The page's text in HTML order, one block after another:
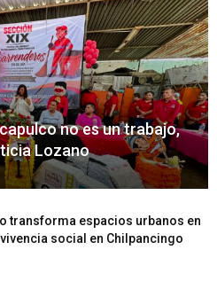
no es un trabajo,
Lozano
transforma espacios urbanos en
social en Chilpancingo